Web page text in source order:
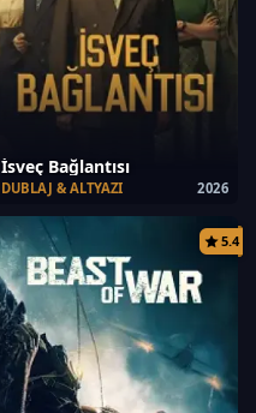
İsveç Bağlantısı
2026
DUBLAJ & ALTYAZI
5.4